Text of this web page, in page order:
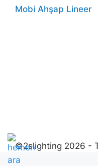
Mobi Ahşap Lineer
©2slighting 2026 -